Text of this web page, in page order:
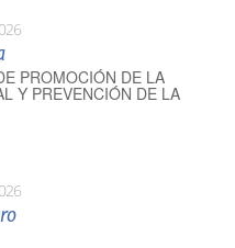
PROMOCIÓN DE LA
Y PREVENCIÓN DE LA